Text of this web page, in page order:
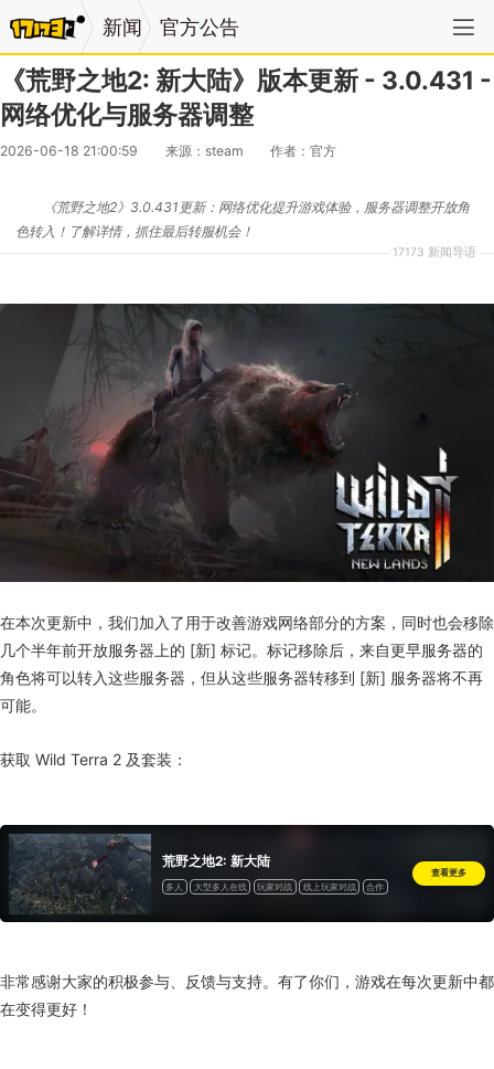
新闻 官方公告
《荒野之地2: 新大陆》版本更新 - 3.0.431 -
网络优化与服务器调整
2026-06-18 21:00:59 来源：steam 作者：官方
17173 新闻导语
《荒野之地2》3.0.431更新：网络优化提升游戏体验，服务器调整开放角
色转入！了解详情，抓住最后转服机会！
在本次更新中，我们加入了用于改善游戏网络部分的方案，同时也会移除
几个半年前开放服务器上的 [新] 标记。标记移除后，来自更早服务器的
角色将可以转入这些服务器，但从这些服务器转移到 [新] 服务器将不再
可能。
获取 Wild Terra 2 及套装：
荒野之地2: 新大陆
多人 大型多人在线 玩家对战 线上玩家对战
合作
查看更多
非常感谢大家的积极参与、反馈与支持。有了你们，游戏在每次更新中都
在变得更好！